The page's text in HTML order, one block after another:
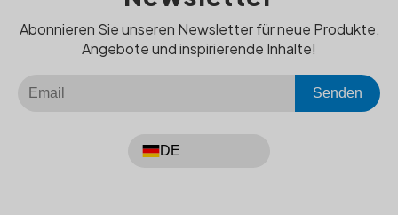
Abonnieren Sie unseren Newsletter für neue Produkte,
Angebote und inspirierende Inhalte!
Senden
DE